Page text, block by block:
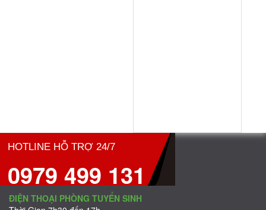
HOTLINE HỖ TRỢ 24/7
0979 499 131
ĐIỆN THOẠI PHÒNG TUYỂN SINH